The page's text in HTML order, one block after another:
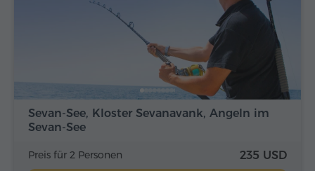
Sevan-See, Kloster Sevanavank, Angeln im
Sevan-See
Preis für 2 Personen 235 USD